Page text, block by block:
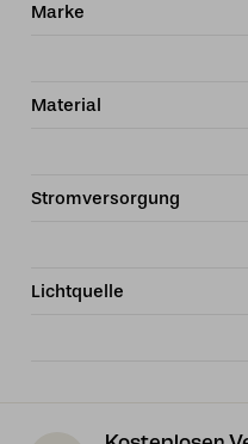
Marke
Material
Stromversorgung
Lichtquelle